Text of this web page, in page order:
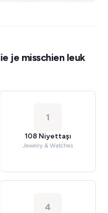
je misschien leuk
1
108 Niyettaşı
Jewelry & Watches
4